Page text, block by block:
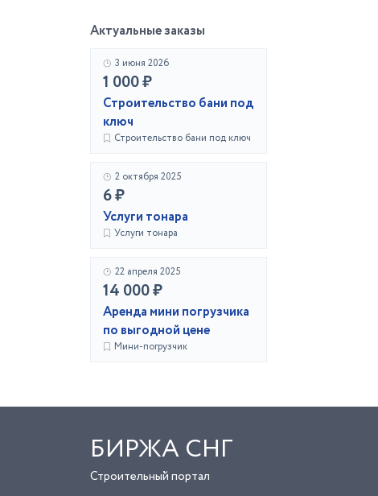
Актуальные заказы
3 июня 2026
1 000 ₽
Строительство бани под
ключ
Строительство бани под ключ
2 октября 2025
6 ₽
Услуги тонара
Услуги тонара
22 апреля 2025
14 000 ₽
Аренда мини погрузчика
по выгодной цене
Мини-погрузчик
БИРЖА СНГ
Строительный портал